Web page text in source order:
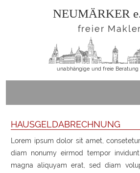
NEUMÄRKER
freier Makler
unabhängige und freie Beratung
HAUSGELDABRECHNUNG
Lorem ipsum dolor sit amet,
diam nonumy eirmod tempor
magna aliquyam erat, sed diam